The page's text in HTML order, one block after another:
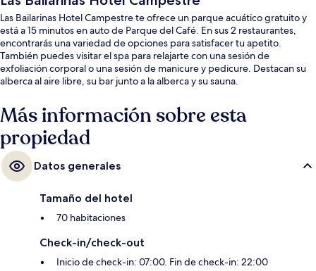
Las Bailarinas Hotel Campestre te ofrece un parque acuático gratuito y
está a 15 minutos en auto de Parque del Café. En sus 2 restaurantes,
encontrarás una variedad de opciones para satisfacer tu apetito.
También puedes visitar el spa para relajarte con una sesión de
exfoliación corporal o una sesión de manicure y pedicure. Destacan su
alberca al aire libre, su bar junto a la alberca y su sauna.
Más información sobre esta
propiedad
Datos generales
Tamaño del hotel
70 habitaciones
Check-in/check-out
Inicio de check-in: 07:00. Fin de check-in: 22:00